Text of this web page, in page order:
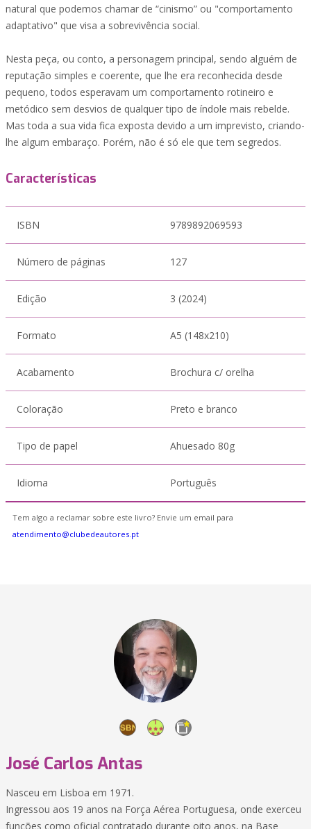
natural que podemos chamar de “cinismo” ou "comportamento
adaptativo" que visa a sobrevivência social.
Nesta peça, ou conto, a personagem principal, sendo alguém de
reputação simples e coerente, que lhe era reconhecida desde
pequeno, todos esperavam um comportamento rotineiro e
metódico sem desvios de qualquer tipo de índole mais rebelde.
Mas toda a sua vida fica exposta devido a um imprevisto, criando-
lhe algum embaraço. Porém, não é só ele que tem segredos.
Características
ISBN 9789892069593
Número de páginas 127
Edição 3 (2024)
Formato A5 (148x210)
Acabamento Brochura c/ orelha
Coloração Preto e branco
Tipo de papel Ahuesado 80g
Idioma Português
Tem algo a reclamar sobre este livro? Envie um email para
atendimento@clubedeautores.pt
José Carlos Antas
Nasceu em Lisboa em 1971.
Ingressou aos 19 anos na Força Aérea Portuguesa, onde exerceu
funções como oficial contratado durante oito anos, na Base